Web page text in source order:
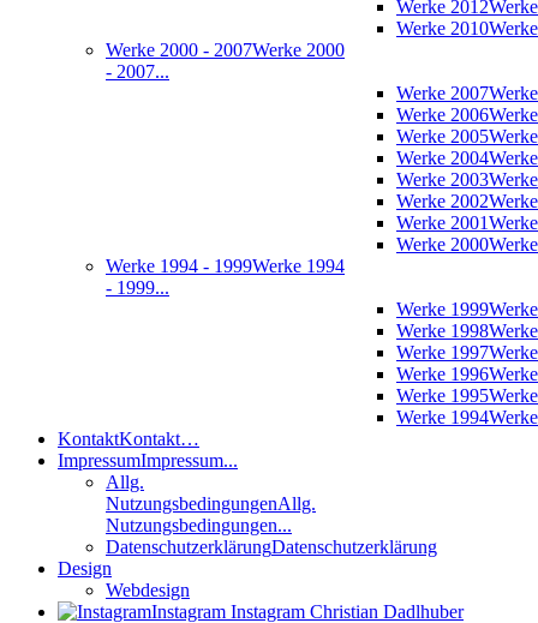
Werke 2012
Werke 2010
Werke 2000 - 2007Werke 2000
- 2007...
Werke 2007
Werke 2006
Werke 2005
Werke 2004
Werke 2003
Werke 2002
Werke 2001
Werke 2000
Werke 1994 - 1999Werke 1994
- 1999...
Werke 1999
Werke 1998
Werke 1997
Werke 1996
Werke 1995
Werke 1994
KontaktKontakt…
ImpressumImpressum...
Allg.
NutzungsbedingungenAllg.
Nutzungsbedingungen...
DatenschutzerklärungDatenschutzerklärung
Design
Webdesign
Instagram Instagram Christian Dadlhuber